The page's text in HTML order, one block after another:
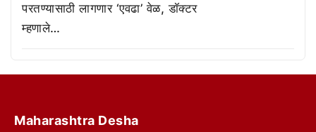
परतण्यासाठी लागणार ‘एवढा’ वेळ, डॉक्टर
म्हणाले…
Maharashtra Desha